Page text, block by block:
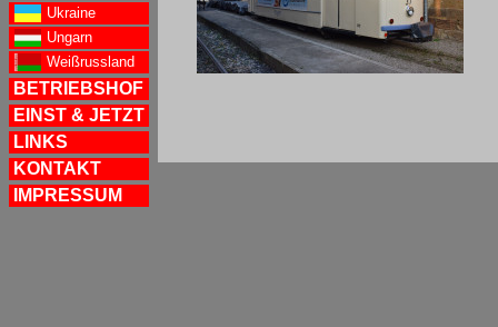
Ukraine
Ungarn
Weißrussland
BETRIEBSHOF
EINST & JETZT
LINKS
KONTAKT
IMPRESSUM